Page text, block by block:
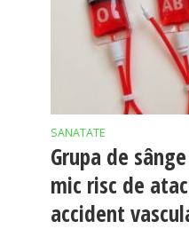
SANATATE
Grupa de
mic risc de
accident